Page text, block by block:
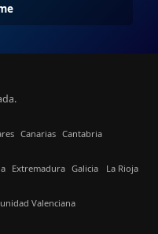
Canarias Cantabria
Extremadura Galicia La Rioja
Valenciana